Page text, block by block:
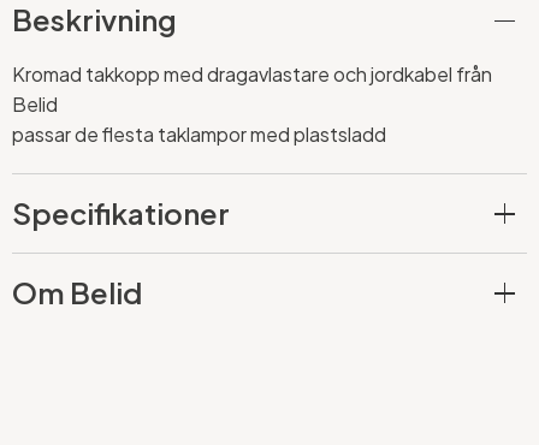
Beskrivning
Kromad takkopp med dragavlastare och jordkabel från
Belid
passar de flesta taklampor med plastsladd
Specifikationer
Om Belid